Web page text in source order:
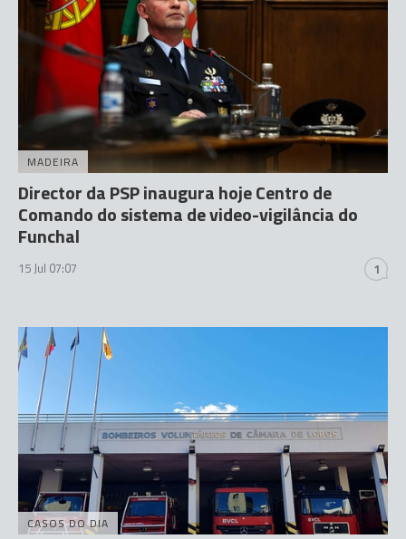
MADEIRA
Director da PSP inaugura hoje Centro de
Comando do sistema de video-vigilância do
Funchal
15 Jul 07:07 1
CASOS DO DIA